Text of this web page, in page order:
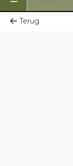
Terug